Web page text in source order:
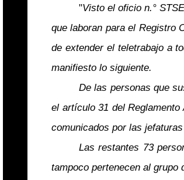
"Visto el oficio n.°
que laboran para el Registro
de extender el teletrabajo a
manifiesto lo siguiente.
De las personas que
el artículo 31 del
comunicados por las
Las restantes 73
tampoco pertenecen al grupo